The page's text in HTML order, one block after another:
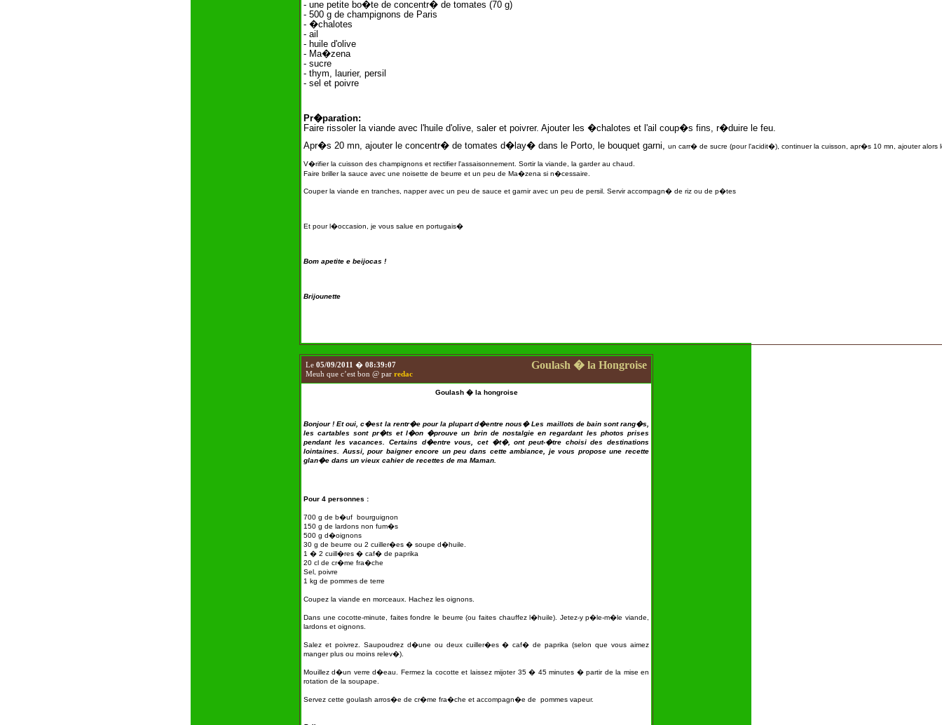
- une petite bo�te de concentr� de tomates (70 g)
- 500 g de champignons de Paris
- �chalotes
- ail
- huile d'olive
- Ma�zena
- sucre
- thym, laurier, persil
- sel et poivre
Pr�paration:
Faire rissoler la viande avec l'huile d'olive, saler et poivrer. Ajouter les �chalotes et l'ail coup�s fins, r�duire le feu.
Apr�s 20 mn, ajouter le concentr� de tomates d�lay� dans le Porto, le bouquet garni, un carr� de sucre (pour l'acidit�), continuer la cuisson, apr�s 10 mn, ajouter
V�rifier la cuisson des champignons et rectifier l'assaisonnement. Sortir la viande, la garder au chaud.
Faire briller la sauce avec une noisette de beurre et un peu de Ma�zena si n�cessaire.
Couper la viande en tranches, napper avec un peu de sauce et garnir avec un peu de persil. Servir accompagn� de riz ou de p�tes
Et pour l�occasion, je vous salue en portugais�
Bom apetite e beijocas !
Brijounette
Le 05/09/2011 � 08:39:07
Meuh que c’est bon @ par redac
Goulash � la Hongroise
Goulash � la hongroise
Bonjour ! Et oui, c�est la rentr�e pour la plupart d�entre nous� Les maillots de bain sont rang�s,
les cartables sont pr�ts et l�on �prouve un brin de nostalgie en regardant les photos prises
pendant les vacances. Certains d�entre vous, cet �t�, ont peut-�tre choisi des destinations
lointaines. Aussi, pour baigner encore un peu dans cette ambiance, je vous propose une recette
glan�e dans un vieux cahier de recettes de ma Maman.
Pour 4 personnes :
700 g de b�uf bourguignon
150 g de lardons non fum�s
500 g d�oignons
30 g de beurre ou 2 cuiller�es � soupe d�huile.
1 � 2 cuill�res � caf� de paprika
20 cl de cr�me fra�che
Sel, poivre
1 kg de pommes de terre
Coupez la viande en morceaux. Hachez les oignons.
Dans une cocotte-minute, faites fondre le beurre (ou faites chauffez l�huile). Jetez-y p�le-m�le viande,
lardons et oignons.
Salez et poivrez. Saupoudrez d�une ou deux cuiller�es � caf� de paprika (selon que vous aimez
manger plus ou moins relev�).
Mouillez d�un verre d�eau. Fermez la cocotte et laissez mijoter 35 � 45 minutes � partir de la mise en
rotation de la soupape.
Servez cette goulash arros�e de cr�me fra�che et accompagn�e de pommes vapeur.